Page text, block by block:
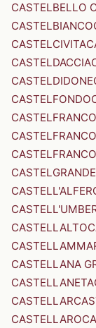
CASTELBELLO
CASTELBIANCO
CASTELCIVITA
CASTELDACCIA
CASTELDIDONE
CASTELFONDO
CASTELGRANDE
CASTELLALTO
CASTELLANA
CASTELLANETA
CASTELLAR
CASTELLARO